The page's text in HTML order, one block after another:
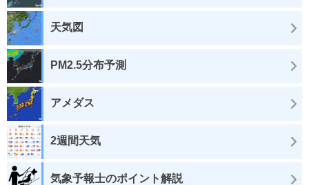
天気図
PM2.5分布予測
アメダス
2週間天気
気象予報士のポイント解説